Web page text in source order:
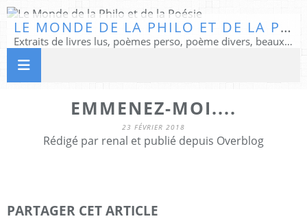
LE MONDE DE LA PHILO ET DE LA POÉSIE
Extraits de livres lus, poèmes perso, poème divers, beaux textes...
EMMENEZ-MOI....
23 FÉVRIER 2018
Rédigé par renal et publié depuis Overblog
PARTAGER CET ARTICLE